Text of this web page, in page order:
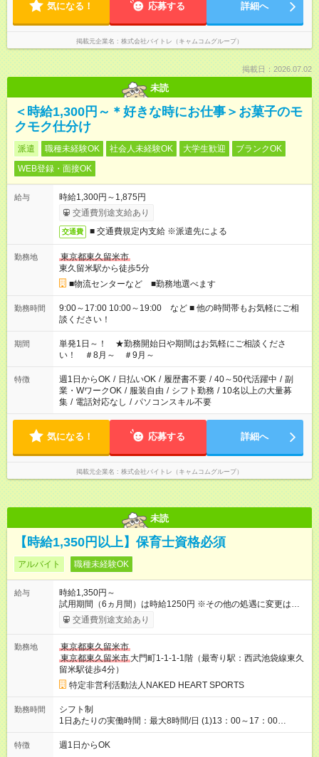
気になる！ 応募する 詳細へ
掲載元企業名 株式会社バイトレ（キャムコムグループ）
掲載日：2026.07.02
未読
＜時給1,300円～＊好きな時にお仕事＞お菓子のモ
クモク仕分け
派遣 職種未経験OK 社会人未経験OK 大学生歓迎
ブランクOK
WEB登録・面接OK
給与
時給1,300円～1,875円
交通費別途支給あり
交通費 ■ 交通費規定内支給 ※派遣先による
勤務地
東京都東久留米市
東久留米駅から徒歩5分
■物流センターなど ■勤務地選べます
勤務時間
9:00～17:00 10:00～19:00 など ■ 他の時間帯もお気軽にご相
談ください！
期間
単発1日～！ ★勤務開始日や期間はお気軽にご相談くださ
い！ ＃8月～ ＃9月～
特徴 週1日からOK / 日払いOK / 履歴書不要 / 40～50代活躍中 / 副
業・WワークOK / 服装自由 / シフト勤務 / 10名以上の大量募
集 / 電話対応なし / パソコンスキル不要
気になる！ 応募する 詳細へ
掲載元企業名 株式会社バイトレ（キャムコムグループ）
未読
【時給1,350円以上】保育士資格必須
アルバイト 職種未経験OK
給与
時給1,350円～
試用期間（6ヵ月間）は時給1250円 ※その他の処遇に変更はあ
りません。 【試用期間】試用期間あり 試用期間の長さ：6ヶ月
雇用形態、給与は本採用時と同じです。
交通費別途支給あり
勤務地
東京都東久留米市
東京都東久留米市 大門町1-1-1-1階（最寄り駅：西武池袋線東久
留米駅徒歩4分）
特定非営利活動法人NAKED HEART SPORTS
勤務時間
シフト制
1日あたりの実働時間：最大8時間/日 (1)13：00～17：00
(2)14：00～17：30 (3)15：00～19：00など・・・ ※その他時
間帯応相談
特徴 週1日からOK